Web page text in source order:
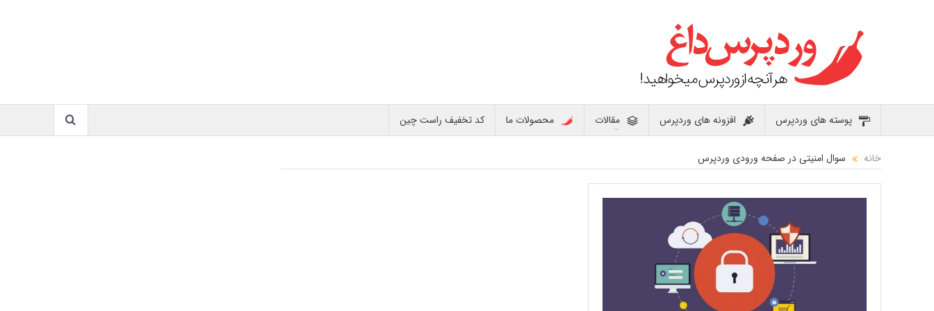
پوسته های وردپرس افزونه های وردپرس مقالات محصولات ما کد تخفیف راست چین
خانه سوال امنیتی در صفحه ورودی وردپرس